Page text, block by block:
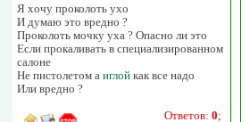
Я хочу проколоть ухо
И думаю это вредно ?
Проколоть мочку уха ? Опасно ли это
Если прокаливать в специализированном
салоне
Не пистолетом а иглой как все надо
Или вредно ?
Ответов: 0;